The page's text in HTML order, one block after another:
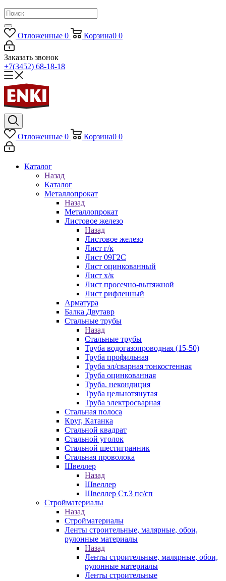
Отложенные 0 Корзина0 0
Заказать звонок
+7(3452) 68-18-18
Отложенные 0 Корзина0 0
Каталог
Назад
Каталог
Металлопрокат
Назад
Металлопрокат
Листовое железо
Назад
Листовое железо
Лист г/к
Лист 09Г2С
Лист оцинкованный
Лист х/к
Лист просечно-вытяжной
Лист рифленный
Арматура
Балка Двутавр
Стальные трубы
Назад
Стальные трубы
Труба водогазопроводная (15-50)
Труба профильная
Труба эл/сварная тонкостенная
Труба оцинкованная
Труба. некондиция
Труба цельнотянутая
Труба электросварная
Стальная полоса
Круг, Катанка
Стальной квадрат
Стальной уголок
Стальной шестигранник
Стальная проволока
Швеллер
Назад
Швеллер
Швеллер Ст.3 пс/сп
Стройматериалы
Назад
Стройматериалы
Ленты строительные, малярные, обои,
рулонные материалы
Назад
Ленты строительные, малярные, обои,
рулонные материалы
Ленты строительные